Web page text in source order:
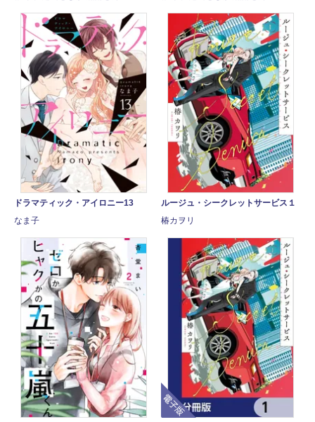
ドラマティック・アイロニー13
なま子
ルージュ・シークレットサービス１
椿カヲリ
電子版